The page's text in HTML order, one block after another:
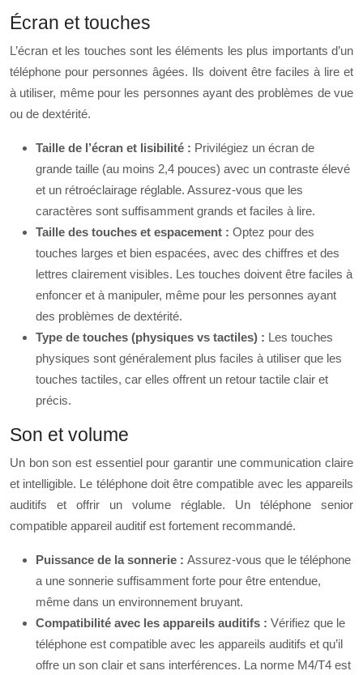
Écran et touches
L’écran et les touches sont les éléments les plus importants d’un
téléphone pour personnes âgées. Ils doivent être faciles à lire et
à utiliser, même pour les personnes ayant des problèmes de vue
ou de dextérité.
Taille de l’écran et lisibilité : Privilégiez un écran de
grande taille (au moins 2,4 pouces) avec un contraste élevé
et un rétroéclairage réglable. Assurez-vous que les
caractères sont suffisamment grands et faciles à lire.
Taille des touches et espacement : Optez pour des
touches larges et bien espacées, avec des chiffres et des
lettres clairement visibles. Les touches doivent être faciles à
enfoncer et à manipuler, même pour les personnes ayant
des problèmes de dextérité.
Type de touches (physiques vs tactiles) : Les touches
physiques sont généralement plus faciles à utiliser que les
touches tactiles, car elles offrent un retour tactile clair et
précis.
Son et volume
Un bon son est essentiel pour garantir une communication claire
et intelligible. Le téléphone doit être compatible avec les appareils
auditifs et offrir un volume réglable. Un téléphone senior
compatible appareil auditif est fortement recommandé.
Puissance de la sonnerie : Assurez-vous que le téléphone
a une sonnerie suffisamment forte pour être entendue,
même dans un environnement bruyant.
Compatibilité avec les appareils auditifs : Vérifiez que le
téléphone est compatible avec les appareils auditifs et qu’il
offre un son clair et sans interférences. La norme M4/T4 est